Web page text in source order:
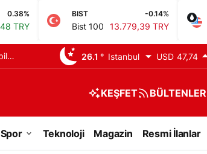
BIST
Bist 100 13.779,39 TRY
Petrol
Brent Petrol
26.1 ° Istanbul USD 47,74
KEŞFET BÜLTENLER
Spor Teknoloji Magazin Resmi İlanlar